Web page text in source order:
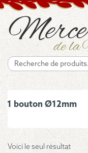
1 bouton Ø12mm
Voici le seul résultat